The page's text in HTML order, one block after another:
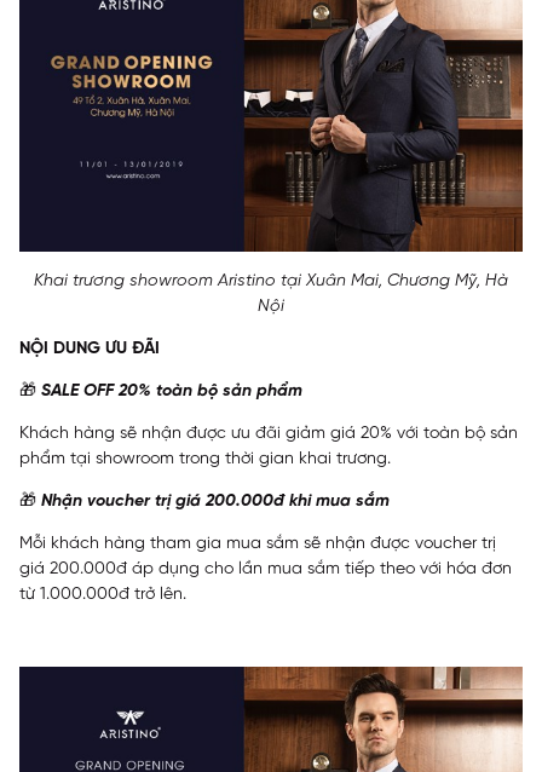
Khai trương showroom Aristino tại Xuân Mai, Chương Mỹ, Hà
Nội
NỘI DUNG ƯU ĐÃI
🎁 SALE OFF 20% toàn bộ sản phẩm
Khách hàng sẽ nhận được ưu đãi giảm giá 20% với toàn bộ sản
phẩm tại showroom trong thời gian khai trương.
🎁 Nhận voucher trị giá 200.000đ khi mua sắm
Mỗi khách hàng tham gia mua sắm sẽ nhận được voucher trị
giá 200.000đ áp dụng cho lần mua sắm tiếp theo với hóa đơn
từ 1.000.000đ trở lên.